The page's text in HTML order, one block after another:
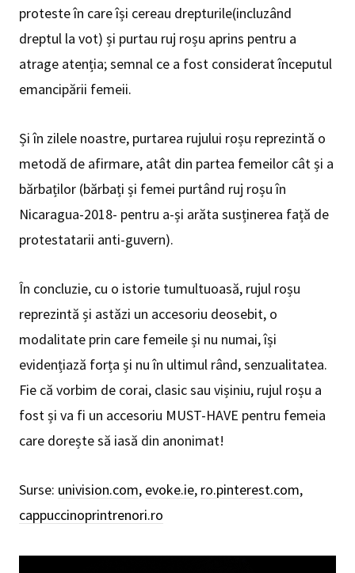
proteste în care își cereau drepturile(incluzând
dreptul la vot) și purtau ruj roșu aprins pentru a
atrage atenția; semnal ce a fost considerat începutul
emancipării femeii.
Și în zilele noastre, purtarea rujului roșu reprezintă o
metodă de afirmare, atât din partea femeilor cât și a
bărbaților (bărbați și femei purtând ruj roșu în
Nicaragua-2018- pentru a-și arăta susținerea față de
protestatarii anti-guvern).
În concluzie, cu o istorie tumultuoasă, rujul roșu
reprezintă și astăzi un accesoriu deosebit, o
modalitate prin care femeile și nu numai, își
evidențiază forța și nu în ultimul rând, senzualitatea.
Fie că vorbim de corai, clasic sau vișiniu, rujul roșu a
fost și va fi un accesoriu MUST-HAVE pentru femeia
care dorește să iasă din anonimat!
Surse: univision.com, evoke.ie, ro.pinterest.com,
cappuccinoprintrenori.ro